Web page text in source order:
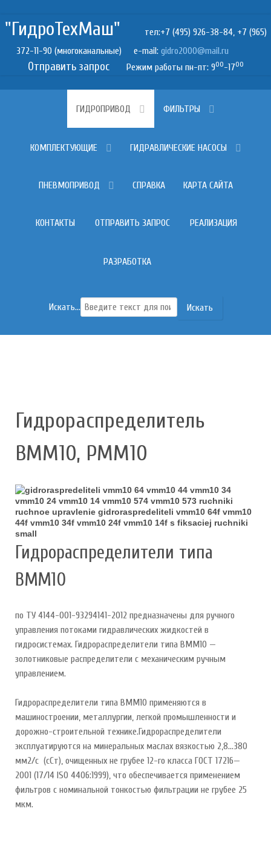
"ГидроТехМаш" тел:+7 (495) 926-38-84, +7 (965)
372-11-90 (многоканальные) e-mail:
Отправить запросРежим работы пн-пт: 900-1700
ГИДРОПРИВОД ФИЛЬТРЫ
КОМПЛЕКТУЮЩИЕ ГИДРАВЛИЧЕСКИЕ НАСОСЫ
ПНЕВМОПРИВОД СПРАВКА КАРТА САЙТА
КОНТАКТЫ ОТПРАВИТЬ ЗАПРОС РЕАЛИЗАЦИЯ
РАЗРАБОТКА
Искать... Искать
Гидрораспределитель
ВММ10, РММ10
Гидрораспределители типа
ВММ10
по ТУ 4144-001-93294141-2012 предназначены для ручного
управления потоками гидравлических жидкостей в
гидросистемах. Гидрораспределители типа ВММ10 —
золотниковые распределители с механическим ручным
управлением.
Гидрораспределители типа ВММ10 применяются в
машиностроении, металлургии, легкой промышленности и
дорожно-строительной технике.Гидрораспределители
эксплуатируются на минеральных маслах вязкостью 2,8...380
мм2/с (сСт), очищенных не грубее 12-го класса ГОСТ 17216—
2001 (17/14 ISO 4406:1999), что обеспечивается применением
фильтров с номинальной тонкостью фильтрации не грубее 25
мкм.